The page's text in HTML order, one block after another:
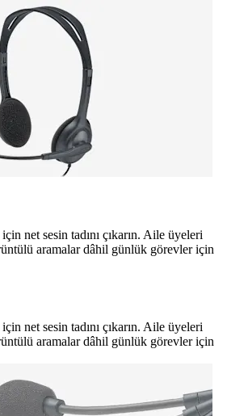
net sesin tadını çıkarın. Aile üyeleri
aramalar dâhil günlük görevler için
net sesin tadını çıkarın. Aile üyeleri
aramalar dâhil günlük görevler için